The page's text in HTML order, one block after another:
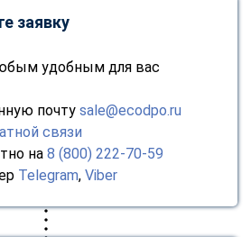
заявку
удобным для вас
почту sale@ecodpo.ru
связи
на 8 (800) 222-70-59
Telegram, Viber